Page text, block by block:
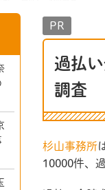
PR
過払
調査
杉山事務所
10000件、